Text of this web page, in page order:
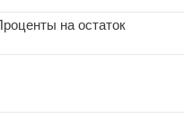
на остаток